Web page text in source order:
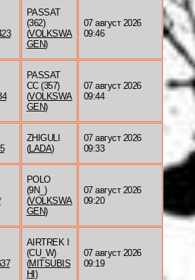
PASSAT
(362)
(VOLKSWA
GEN)
07 август 2026
09:46
PASSAT
CC (357)
(VOLKSWA
GEN)
07 август 2026
09:44
ZHIGULI
(LADA)
07 август 2026
09:33
POLO
(9N_)
(VOLKSWA
GEN)
07 август 2026
09:20
AIRTREK I
(CU_W)
(MITSUBIS
HI )
07 август 2026
09:19